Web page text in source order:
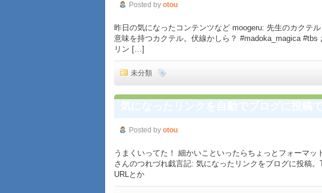
Posted by otou
昨日の気になったコンテンツなど moogeru: 先生のカクテ
意味を持つカクテル。伏線かしら？ #madoka_magica
リン […]
未分類
Posted by otou
うまくいってた！ 細かいこといったらちょっとフォーマッ
さんのつれづれ戯言記: 気になったリンクをブログに投稿
URLとか